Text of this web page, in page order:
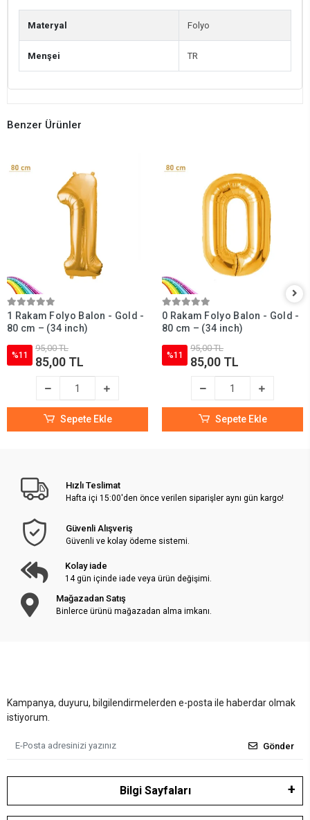
Materyal Folyo
Menşei TR
Benzer Ürünler
1 Rakam Folyo Balon - Gold -
80 cm – (34 inch)
%11
95,00 TL
85,00 TL
Sepete Ekle
0 Rakam Folyo Balon - Gold -
80 cm – (34 inch)
%11
95,00 TL
85,00 TL
Sepete Ekle
Hızlı Teslimat
Hafta içi 15:00'den önce verilen siparişler aynı gün kargo!
Güvenli Alışveriş
Güvenli ve kolay ödeme sistemi.
Kolay iade
14 gün içinde iade veya ürün değişimi.
Mağazadan Satış
Binlerce ürünü mağazadan alma imkanı.
Kampanya, duyuru, bilgilendirmelerden e-posta ile haberdar olmak
istiyorum.
Gönder
Bilgi Sayfaları